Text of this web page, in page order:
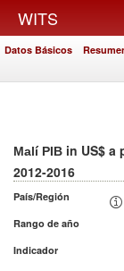
WITS
Datos Básicos
Malí PIB in US$ a
2012-2016
País/Región
Rango de año
Indicador